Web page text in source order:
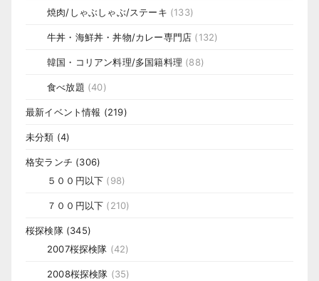
焼肉/しゃぶしゃぶ/ステーキ (133)
牛丼・海鮮丼・丼物/カレー専門店 (132)
韓国・コリアン料理/多国籍料理 (88)
食べ放題 (40)
最新イベント情報 (219)
未分類 (4)
格安ランチ (306)
５００円以下 (98)
７００円以下 (210)
桜探検隊(345)
2007桜探検隊 (42)
2008桜探検隊 (35)